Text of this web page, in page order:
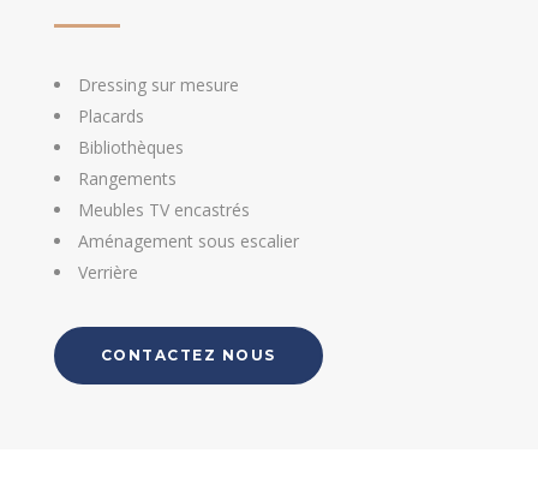
Dressing sur mesure
Placards
Bibliothèques
Rangements
Meubles TV encastrés
Aménagement sous escalier
Verrière
CONTACTEZ NOUS